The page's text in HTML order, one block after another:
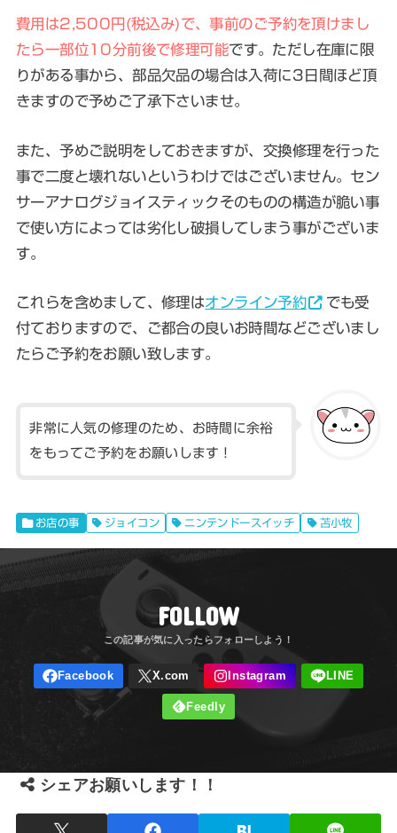
費用は2,500円(税込み)で、事前のご予約を頂けまし
たら一部位10分前後で修理可能です。ただし在庫に限
りがある事から、部品欠品の場合は入荷に3日間ほど頂
きますので予めご了承下さいませ。
また、予めご説明をしておきますが、交換修理を行った
事で二度と壊れないというわけではございません。 セン
サーアナログジョイスティックそのものの構造が脆い事
で使い方によっては劣化し破損してしまう事がございま
す。
これらを含めまして、修理はオンライン予約
でも受
付ておりますので、ご都合の良いお時間などございまし
たらご予約をお願い致します。
非常に人気の修理のため、お時間に余裕
をもってご予約をお願いします！
お店の事 ジョイコン ニンテンドースイッチ 苫小牧
FOLLOW
シェアお願いします！！